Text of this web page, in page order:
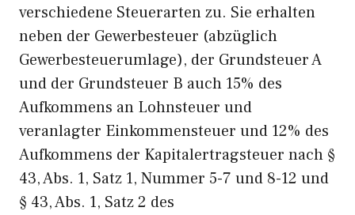
verschiedene Steuerarten zu. Sie erhalten
neben der Gewerbesteuer (abzüglich
Gewerbesteuerumlage), der Grundsteuer A
und der Grundsteuer B auch 15% des
Aufkommens an Lohnsteuer und
veranlagter Einkommensteuer und 12% des
Aufkommens der Kapitalertragsteuer nach §
43, Abs. 1, Satz 1, Nummer 5-7 und 8-12 und
§ 43, Abs. 1, Satz 2 des